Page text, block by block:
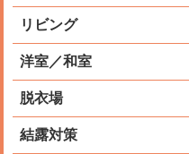
リビング
洋室／和室
脱衣場
結露対策